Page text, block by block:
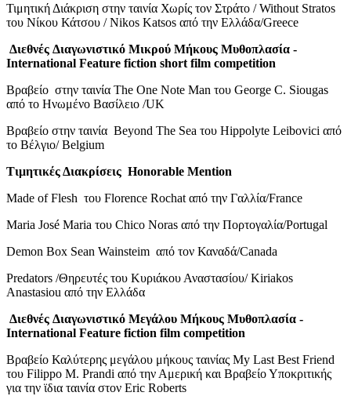
Τιμητική Διάκριση στην ταινία Χωρίς τον Στράτο / Without Stratos
του Νίκου Κάτσου / Nikos Katsos από την Ελλάδα/Greece
Διεθνές Διαγωνιστικό Μικρού Μήκους Μυθοπλασία -
International Feature fiction short film competition
Βραβείο στην ταινία The One Note Man του George C. Siougas
από το Ηνωμένο Βασίλειο /UK
Βραβείο στην ταινία Beyond The Sea του Hippolyte Leibovici από
το Βέλγιο/ Belgium
Τιμητικές Διακρίσεις Honorable Mention
Made of Flesh του Florence Rochat από την Γαλλία/France
Maria José Maria του Chico Noras από την Πορτογαλία/Portugal
Demon Box Sean Wainsteim από τον Καναδά/Canada
Predators /Θηρευτές του Κυριάκου Αναστασίου/ Kiriakos
Anastasiou από την Ελλάδα
Διεθνές Διαγωνιστικό Μεγάλου Μήκους Μυθοπλασία -
International Feature fiction film competition
Βραβείο Καλύτερης μεγάλου μήκους ταινίας My Last Best Friend
του Filippo M. Prandi από την Αμερική και Βραβείο Υποκριτικής
για την ϊδια ταινία στον Eric Roberts